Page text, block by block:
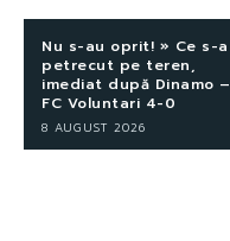
Nu s-au oprit! » Ce s-a
petrecut pe teren,
imediat după Dinamo –
FC Voluntari 4-0
8 AUGUST 2026